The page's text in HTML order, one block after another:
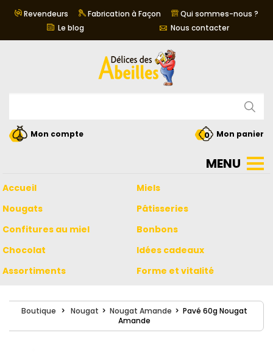
Revendeurs Fabrication à Façon
Qui sommes-nous ?
Le blog
Nous contacter
Mon compte Mon panier
0
Accueil
Miels
Nougats
Pâtisseries
Confitures au miel
Bonbons
Chocolat
Idées cadeaux
Assortiments
Forme et vitalité
Boutique > Nougat > Nougat Amande > Pavé 60g Nougat
Amande